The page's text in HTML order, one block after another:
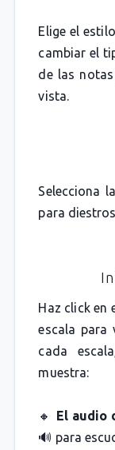
Elige el
cambiar el
de las
vista.
Selecciona
para
Haz click en
escala para
cada
muestra:
🔸 El audio
🔊 para